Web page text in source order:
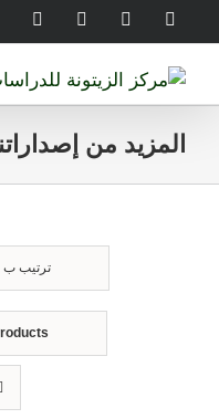
to
content
Facebook
Instagram
المزيد من
ترتيب ب